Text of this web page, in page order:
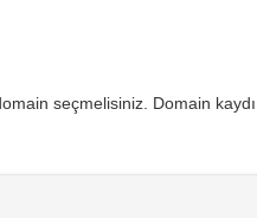
seçmelisiniz. Domain kaydı